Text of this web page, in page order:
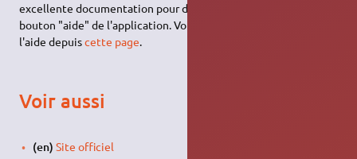
excellente documentation pour débuter vous attend depuis le
bouton "aide" de l'application. Vous pouvez aussi consulter
l'aide depuiscette page.
Voir aussi
(en) Site officiel